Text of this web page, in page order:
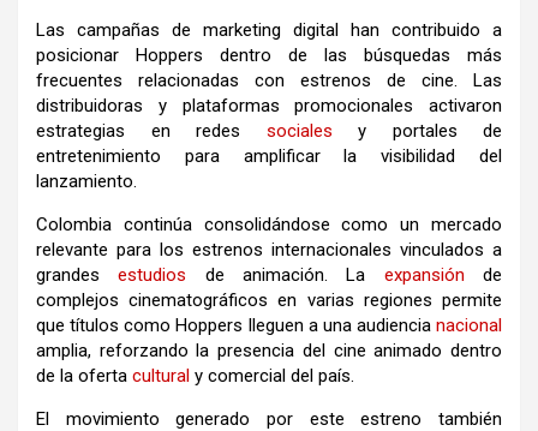
Las campañas de marketing digital han contribuido a
posicionar Hoppers dentro de las búsquedas más
frecuentes relacionadas con estrenos de cine. Las
distribuidoras y plataformas promocionales activaron
estrategias en redes sociales y portales de
entretenimiento para amplificar la visibilidad del
lanzamiento.
Colombia continúa consolidándose como un mercado
relevante para los estrenos internacionales vinculados a
grandesestudios de animación. La expansión de
complejos cinematográficos en varias regiones permite
que títulos como Hoppers lleguen a una audiencia nacional
amplia, reforzando la presencia del cine animado dentro
de la oferta cultural y comercial del país.
El movimiento generado por este estreno también